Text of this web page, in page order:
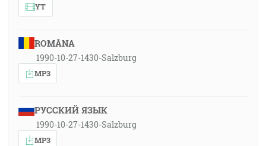
YT
ROMÂNA
1990-10-27-1430-Salzburg
MP3
РУССКИЙ ЯЗЫК
1990-10-27-1430-Salzburg
MP3